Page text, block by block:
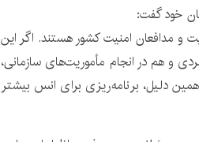
خود گفت:
و مدافعان امنیت کشور هستند. اگر این
و هم در انجام مأموریت‌های سازمانی،
دلیل، برنامه‌ریزی برای انس بیشتر